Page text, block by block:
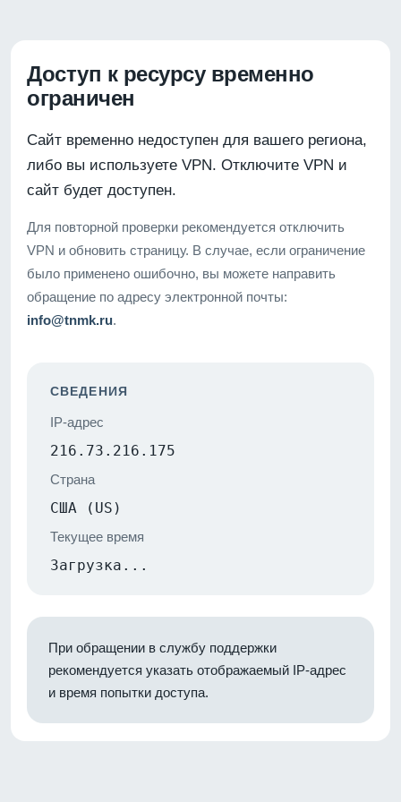
Доступ к ресурсу временно
ограничен
Сайт временно недоступен для вашего региона,
либо вы используете VPN. Отключите VPN и
сайт будет доступен.
Для повторной проверки рекомендуется отключить
VPN и обновить страницу. В случае, если ограничение
было применено ошибочно, вы можете направить
обращение по адресу электронной почты:
info@tnmk.ru.
СВЕДЕНИЯ
IP-адрес
216.73.216.175
Страна
США (US)
Текущее время
Загрузка...
При обращении в службу поддержки
рекомендуется указать отображаемый IP-адрес
и время попытки доступа.